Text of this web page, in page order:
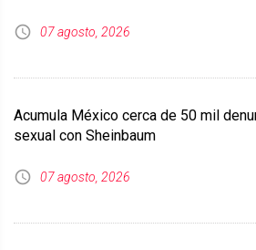
07 agosto, 2026
Acumula México cerca de 50 mil
sexual con Sheinbaum
07 agosto, 2026